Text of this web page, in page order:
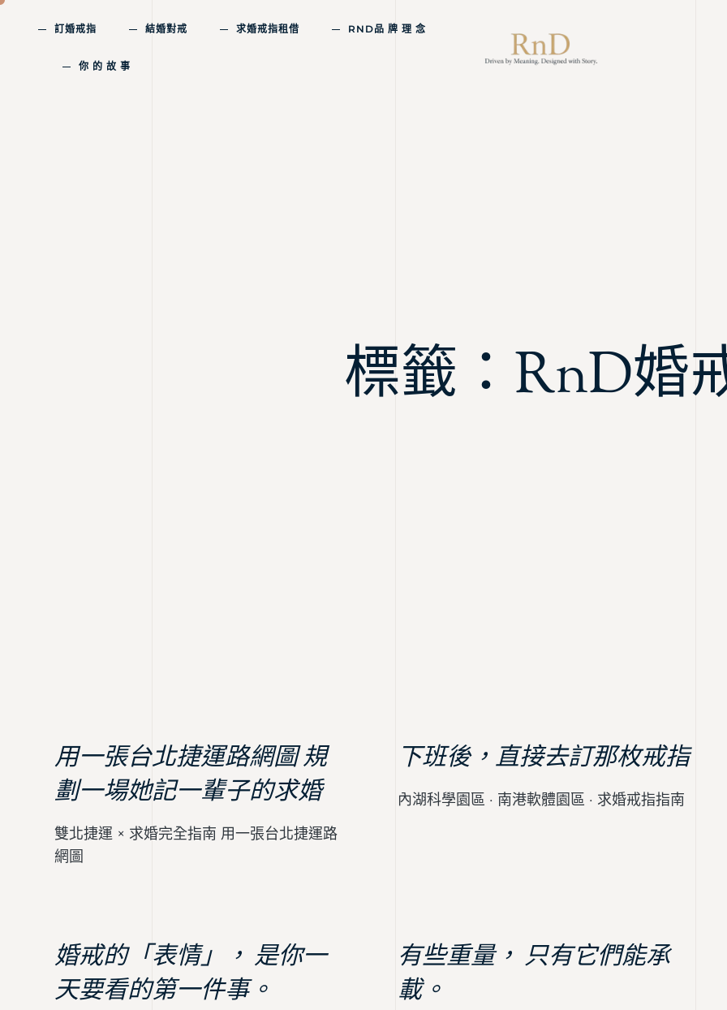
訂婚戒指 結婚對戒 求婚戒指租借 RND品 牌 理 念
你 的 故 事
標籤：RnD婚
用一張台北捷運路網圖 規
劃一場她記一輩子的求婚
雙北捷運 × 求婚完全指南 用一張台北捷運路
網圖
下班後，直接去訂那枚戒指
內湖科學園區 · 南港軟體園區 · 求婚戒指指南
婚戒的「表情」， 是你一
天要看的第一件事。
有些重量， 只有它們能承
載。